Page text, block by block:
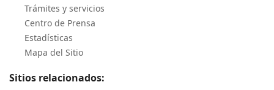
Trámites y servicios
Centro de Prensa
Estadísticas
Mapa del Sitio
Sitios relacionados: